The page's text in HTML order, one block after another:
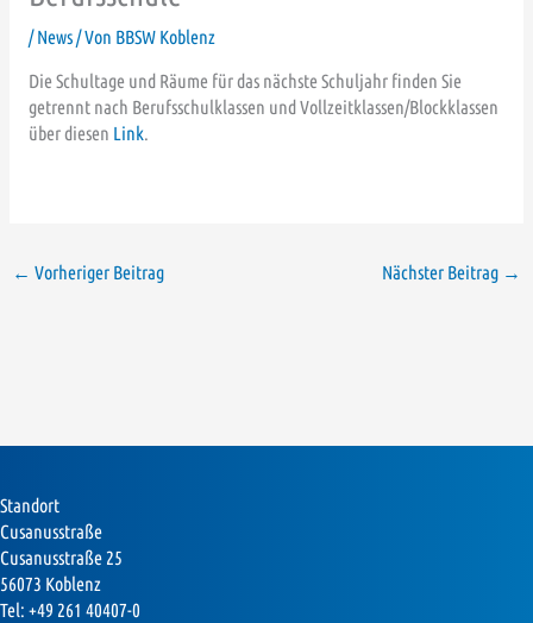
/News/ Von BBSW Koblenz
Die Schultage und Räume für das nächste Schuljahr finden Sie
getrennt nach Berufsschulklassen und Vollzeitklassen/Blockklassen
über diesen Link.
← Vorheriger Beitrag Nächster Beitrag →
Standort
Cusanusstraße
Cusanusstraße 25
56073 Koblenz
Tel: +49 261 40407-0